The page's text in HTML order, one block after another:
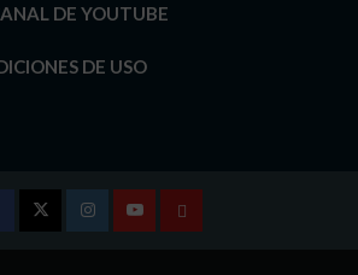
DE YOUTUBE
DE USO
InstagramYoutubeTÉRMINOS